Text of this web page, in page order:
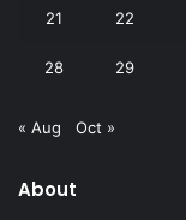
21 22
28 29
« Aug Oct »
About